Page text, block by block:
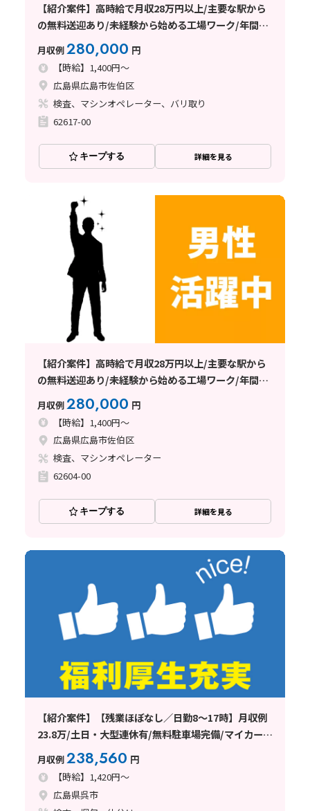
【紹介案件】高時給で月収28万円以上/主要な駅から
の無料送迎あり/未経験から始める工場ワーク/年間休
日120日以上
月収例280,000 円
【時給】1,400円～
広島県広島市佐伯区
検査、マシンオペレーター、バリ取り
62617-00
キープする 詳細を見る
【紹介案件】高時給で月収28万円以上/主要な駅から
の無料送迎あり/未経験から始める工場ワーク/年間休
日120日以上
月収例280,000 円
【時給】1,400円～
広島県広島市佐伯区
検査、マシンオペレーター
62604-00
キープする 詳細を見る
【紹介案件】【残業ほぼなし／日勤8～17時】月収例
23.8万/土日・大型連休有/無料駐車場完備/マイカー通
月収例238,560 円
【時給】1,420円～
広島県呉市